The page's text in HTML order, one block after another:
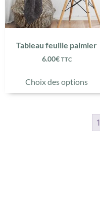
Tableau feuille palmier
6.00€ TTC
Choix des options
1